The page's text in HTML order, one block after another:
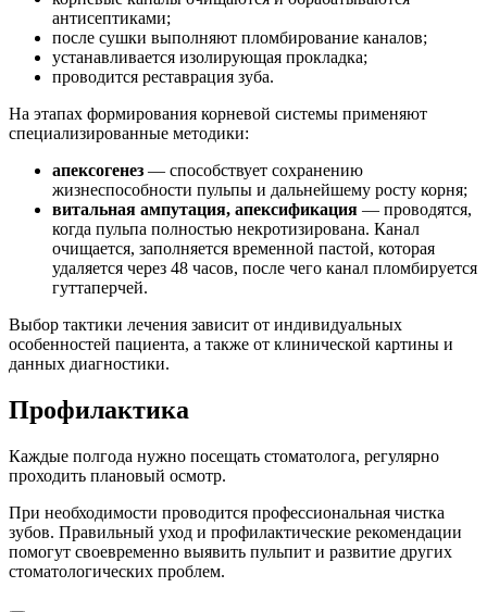
антисептиками;
после сушки выполняют пломбирование каналов;
устанавливается изолирующая прокладка;
проводится реставрация зуба.
На этапах формирования корневой системы применяют
специализированные методики:
апексогенез — способствует сохранению
жизнеспособности пульпы и дальнейшему росту корня;
витальная ампутация, апексификация — проводятся,
когда пульпа полностью некротизирована. Канал
очищается, заполняется временной пастой, которая
удаляется через 48 часов, после чего канал пломбируется
гуттаперчей.
Выбор тактики лечения зависит от индивидуальных
особенностей пациента, а также от клинической картины и
данных диагностики.
Профилактика
Каждые полгода нужно посещать стоматолога, регулярно
проходить плановый осмотр.
При необходимости проводится профессиональная чистка
зубов. Правильный уход и профилактические рекомендации
помогут своевременно выявить пульпит и развитие других
стоматологических проблем.